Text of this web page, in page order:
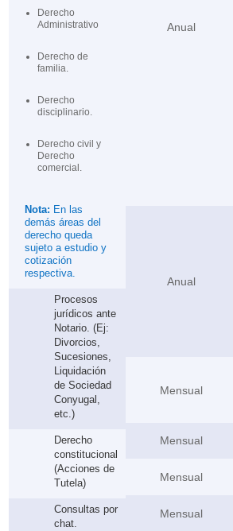
Derecho
Administrativo
Derecho de
familia.
Derecho
disciplinario.
Derecho civil y
Derecho
comercial.
Nota: En las
demás áreas del
derecho queda
sujeto a estudio y
cotización
respectiva.
Procesos
jurídicos ante
Notario. (Ej:
Divorcios,
Sucesiones,
Liquidación
de Sociedad
Conyugal,
etc.)
Derecho
constitucional
(Acciones de
Tutela)
Consultas por
chat.
Anual
Anual
Mensual
Mensual
Mensual
Mensual